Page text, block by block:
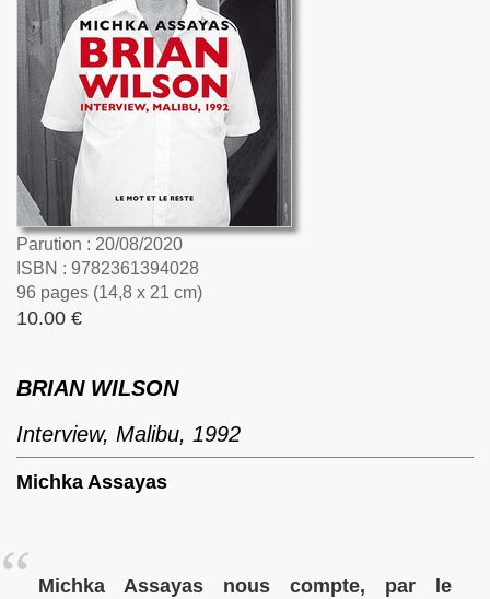
Parution : 20/08/2020
ISBN : 9782361394028
96 pages (14,8 x 21 cm)
10.00 €
BRIAN WILSON
Interview, Malibu, 1992
Michka Assayas
Michka Assayas nous compte, par le